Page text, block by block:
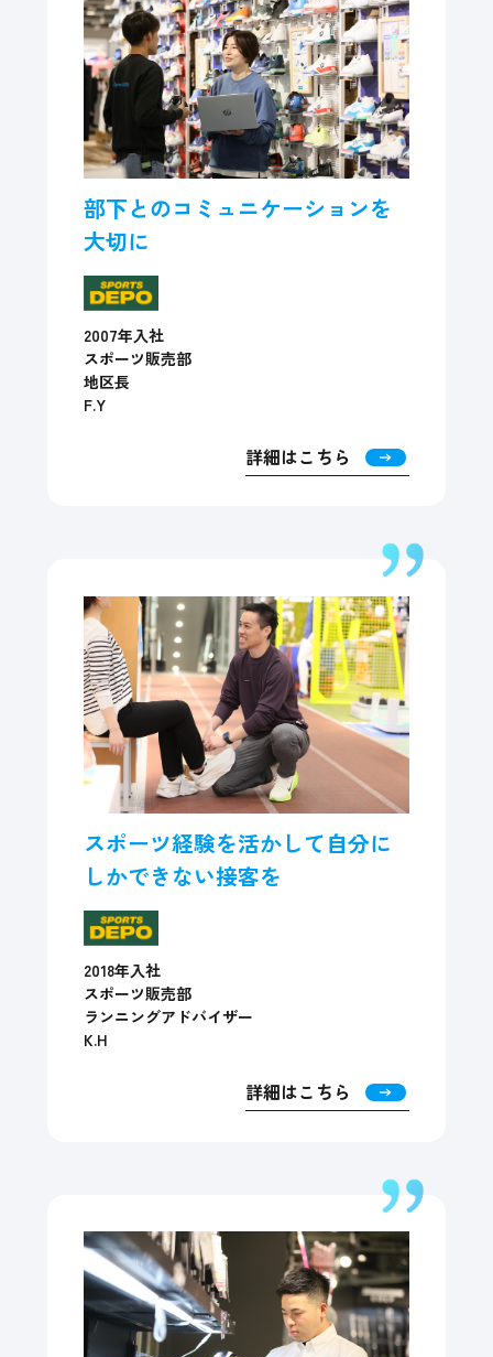
部下とのコミュニケーションを
大切に
2007年入社
スポーツ販売部
地区長
F.Y
詳細はこちら
スポーツ経験を活かして自分に
しかできない接客を
2018年入社
スポーツ販売部
ランニングアドバイザー
K.H
詳細はこちら